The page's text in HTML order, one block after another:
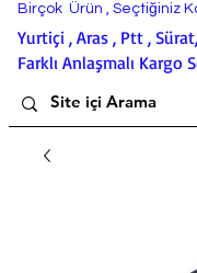
Birçok Ürün , Seçtiğiniz
Yurtiçi , Aras , Ptt ,
Farklı Anlaşmalı Kargo